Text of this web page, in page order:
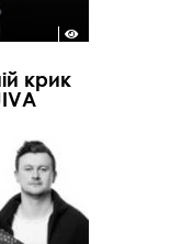
крик